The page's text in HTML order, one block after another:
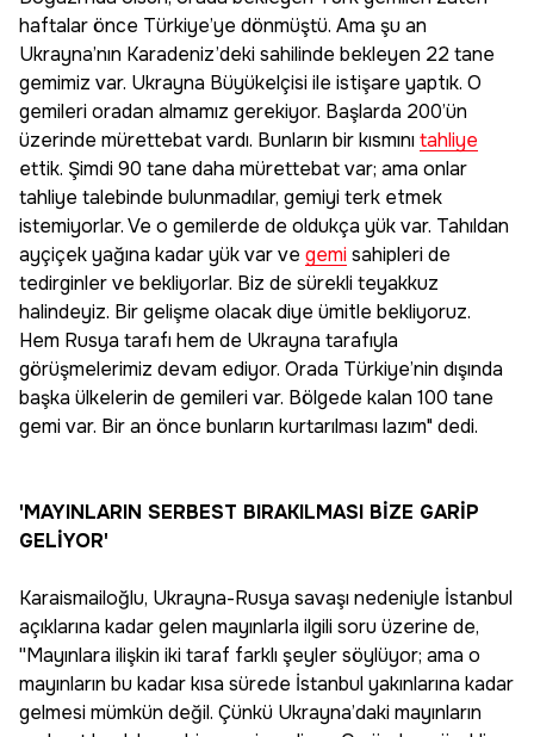
haftalar önce Türkiye’ye dönmüştü. Ama şu an
Ukrayna’nın Karadeniz’deki sahilinde bekleyen 22 tane
gemimiz var. Ukrayna Büyükelçisi ile istişare yaptık. O
gemileri oradan almamız gerekiyor. Başlarda 200’ün
üzerinde mürettebat vardı. Bunların bir kısmınıtahliye
ettik. Şimdi 90 tane daha mürettebat var; ama onlar
tahliye talebinde bulunmadılar, gemiyi terk etmek
istemiyorlar. Ve o gemilerde de oldukça yük var. Tahıldan
ayçiçek yağına kadar yük var ve gemisahipleri de
tedirginler ve bekliyorlar. Biz de sürekli teyakkuz
halindeyiz. Bir gelişme olacak diye ümitle bekliyoruz.
Hem Rusya tarafı hem de Ukrayna tarafıyla
görüşmelerimiz devam ediyor. Orada Türkiye’nin dışında
başka ülkelerin de gemileri var. Bölgede kalan 100 tane
gemi var. Bir an önce bunların kurtarılması lazım" dedi.
'MAYINLARIN SERBEST BIRAKILMASI BİZE GARİP
GELİYOR'
Karaismailoğlu, Ukrayna-Rusya savaşı nedeniyle İstanbul
açıklarına kadar gelen mayınlarla ilgili soru üzerine de,
''Mayınlara ilişkin iki taraf farklı şeyler söylüyor; ama o
mayınların bu kadar kısa sürede İstanbul yakınlarına kadar
gelmesi mümkün değil. Çünkü Ukrayna’daki mayınların